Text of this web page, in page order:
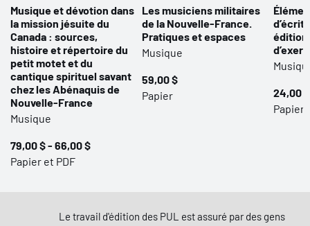
Musique et dévotion dans
la mission jésuite du
Canada : sources,
histoire et répertoire du
petit motet et du
cantique spirituel savant
chez les Abénaquis de
Nouvelle-France
Musique
79,00 $ - 66,00 $
Papier et PDF
Les musiciens militaires
de la Nouvelle-France.
Pratiques et espaces
Musique
59,00 $
Papier
24,00
Papier
Le travail d'édition des PUL est assuré par des gens